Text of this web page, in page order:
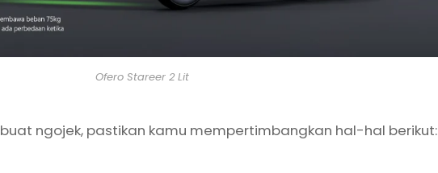
Ofero Stareer 2 Lit
buat ngojek, pastikan kamu mempertimbangkan hal-hal berikut: